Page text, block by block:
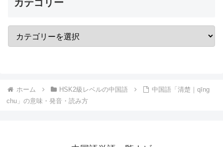
カテゴリー
ホーム HSK2級レベルの中国語
中国語「清楚｜qīng
chu」の意味・発音・読み方